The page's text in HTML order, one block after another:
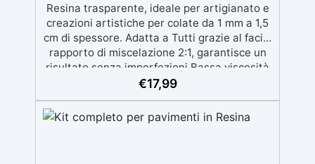
Resina trasparente, ideale per artigianato e
creazioni artistiche per colate da 1 mm a 1,5
cm di spessore. Adatta a Tutti grazie al facile
rapporto di miscelazione 2:1, garantisce un
risultato senza imperfezioni Bassa viscosità
per colate senza bolle, compatibile con
materiali. Certificata post-catalisi atossica e
sicura per il contatto con la pelle, Bpa Free e
€17,99